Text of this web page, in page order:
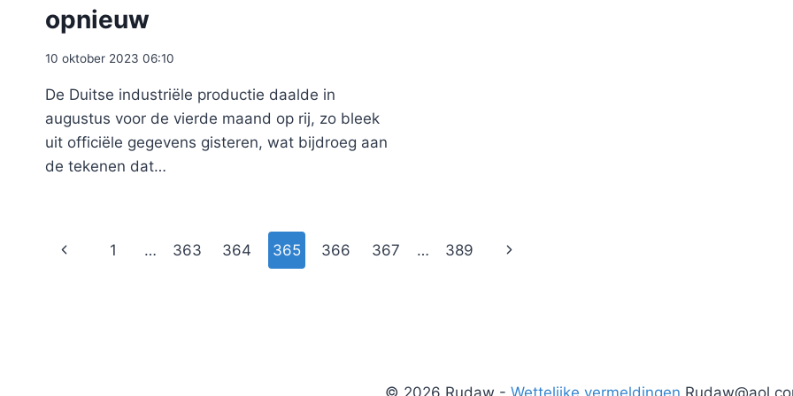
opnieuw
10 oktober 2023 06:10
De Duitse industriële productie daalde in
augustus voor de vierde maand op rij, zo bleek
uit officiële gegevens gisteren, wat bijdroeg aan
de tekenen dat…
Paginanavigatie
Vorige
1 … 363 364 365 366 367 … 389
Volgende
© 2026 Rudaw - Wettelijke vermeldingen